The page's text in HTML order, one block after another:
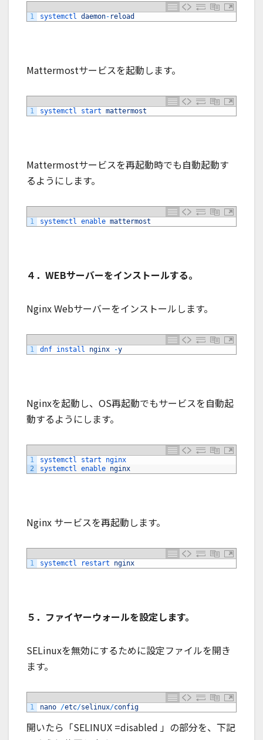
1 systemctl daemon- reload
Mattermostサービスを起動します。
1 systemctl start mattermost
Mattermostサービスを再起動時でも自動起動す
るようにします。
1 systemctl enable mattermost
４．WEBサーバーをインストールする。
Nginx Webサーバーをインストールします。
1 dnf install nginx -y
Nginxを起動し、OS再起動でもサービスを自動起
動するようにします。
1
2
systemctl start nginx
systemctl enable nginx
Nginx サービスを再起動します。
1 systemctl restart nginx
５．ファイヤーウォールを設定します。
SELinuxを無効にするために設定ファイルを開き
ます。
1 nano /etc/selinux/config
開いたら「SELINUX =disabled 」の部分を、下記